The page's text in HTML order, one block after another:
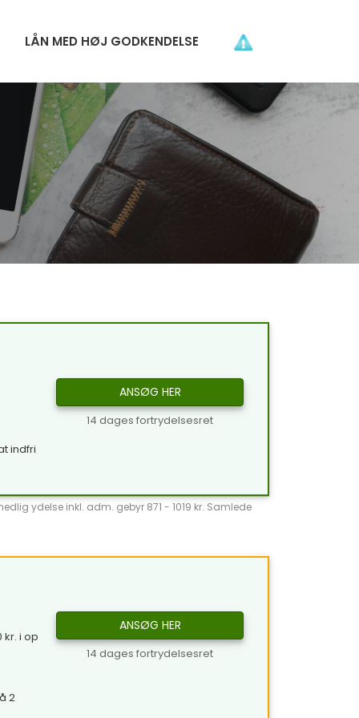
LÅN MED HØJ GODKENDELSE
indfri
ANSØG HER
14 dages fortrydelsesret
ydelse inkl. adm. gebyr 871 - 1019 kr. Samlede
kr. i op
2
ANSØG HER
14 dages fortrydelsesret